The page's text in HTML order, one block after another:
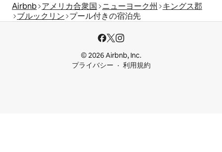
Airbnb アメリカ合衆国 ニューヨーク州
キングス郡
ブルックリン プール付きの宿泊先
© 2026 Airbnb, Inc.
プライバシー
利用規約